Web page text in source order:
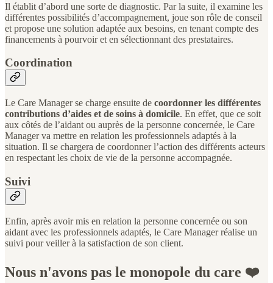
Il établit d’abord une sorte de diagnostic. Par la suite, il examine les
différentes possibilités d’accompagnement, joue son rôle de conseil
et propose une solution adaptée aux besoins, en tenant compte des
financements à pourvoir et en sélectionnant des prestataires.
Coordination
Le Care Manager se charge ensuite de coordonner les différentes
contributions d’aides et de soins à domicile. En effet, que ce soit
aux côtés de l’aidant ou auprès de la personne concernée, le Care
Manager va mettre en relation les professionnels adaptés à la
situation. Il se chargera de coordonner l’action des différents acteurs
en respectant les choix de vie de la personne accompagnée.
Suivi
Enfin, après avoir mis en relation la personne concernée ou son
aidant avec les professionnels adaptés, le Care Manager réalise un
suivi pour veiller à la satisfaction de son client.
Nous n'avons pas le monopole du care ❤️